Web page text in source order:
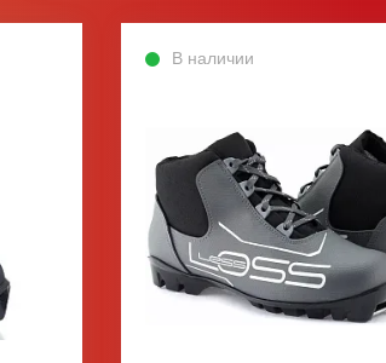
В наличии